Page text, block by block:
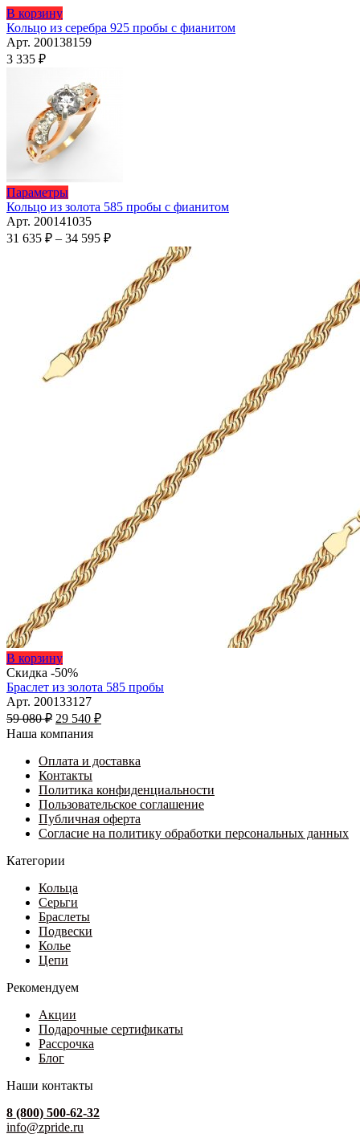
В корзинуЭтот
товар
имеет
Опции
можно
выбрать
на
странице
товара.
Кольцо из серебра 925 пробы с фианитом
Арт. 200138159
3 335 ₽
ПараметрыЭтот
товар
имеет
несколько
странице
товара.
Кольцо из золота 585 пробы с фианитом
Арт. 200141035
31 635 ₽ – 34 595 ₽Диапазон
635 ₽
34
595 ₽
В корзинуЭтот
товар
имеет
несколько
вариаций.
Опции
выбрать
на
странице
товара.
Скидка -50%
Браслет из золота 585 пробы
Арт. 200133127
59 080₽ Первоначальная
цена
59
080 ₽.
29 540 ₽Текущая
540 ₽.
Наша компания
Оплата и доставка
Контакты
Политика конфиденциальности
Пользовательское соглашение
Публичная оферта
Согласие на политику обработки персональных данных
Категории
Кольца
Серьги
Браслеты
Подвески
Колье
Цепи
Рекомендуем
Акции
Подарочные сертификаты
Рассрочка
Блог
Наши контакты
8 (800) 500-62-32
info@zpride.ru